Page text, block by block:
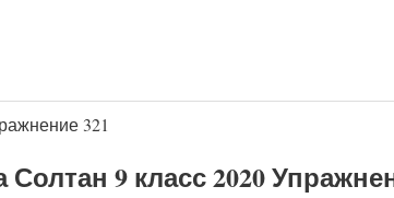
321
9 класс 2020